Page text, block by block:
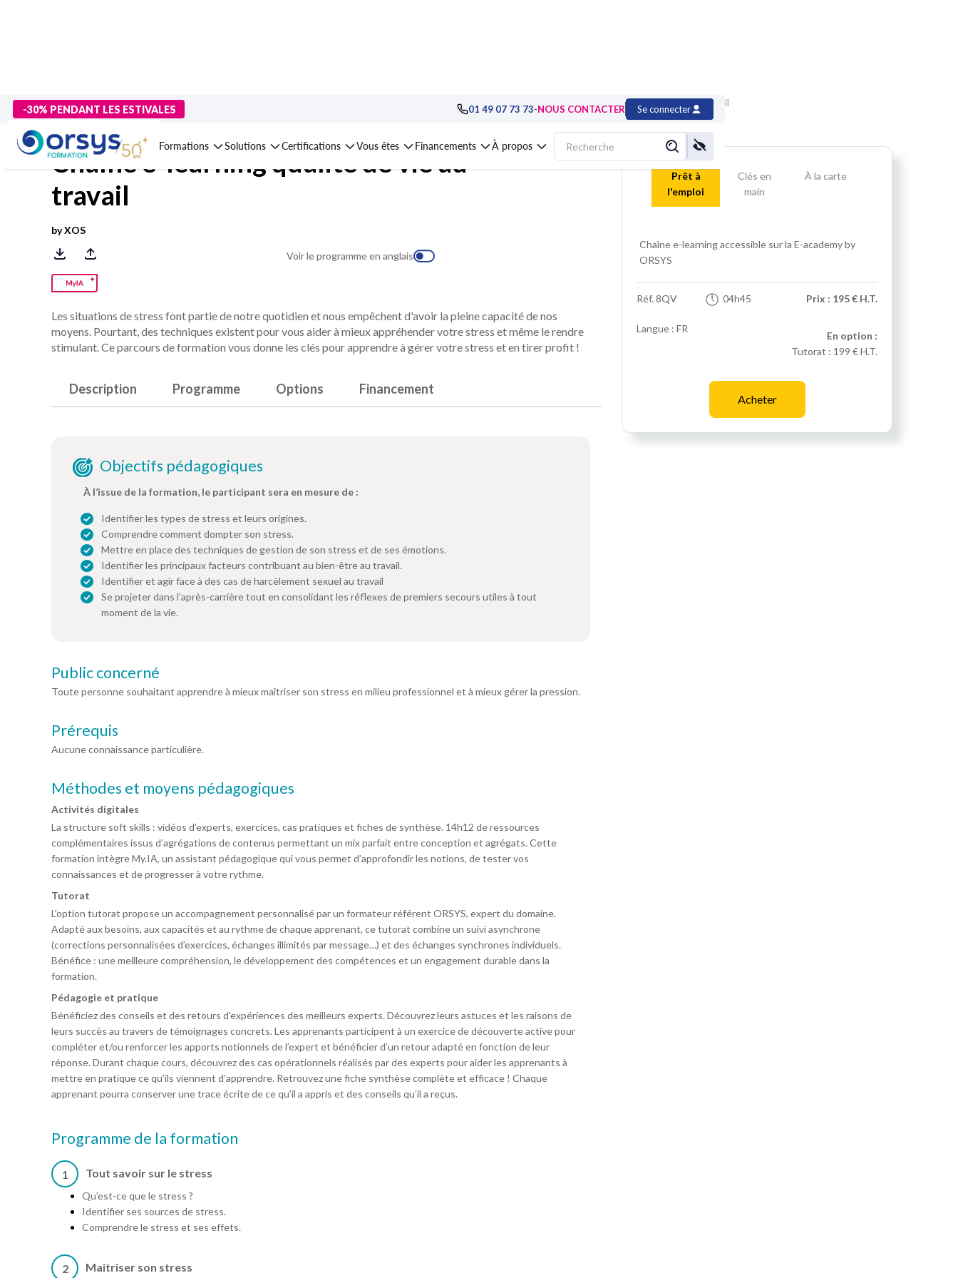
-30% PENDANT LES ESTIVALES 01 49 07 73 73-NOUS CONTACTER Se connecter
Formations Solutions Certifications Vous êtes Financements À propos
> Formations>Management - Développement personnel Santé, sécurité et QVT Formation Chaîne e-learning qualité de vie au travail
Chaîne e-learning qualité de vie au
travail
by XOS
Voir le programme en anglais
Prêt à
l'emploi
Clés en
main
À la carte
Chaîne e-learning accessible sur la E-academy by
ORSYS
Réf. 8QV 04h45 Prix : 195 € H.T.
Langue : FR
En option :
Tutorat : 199 € H.T.
Acheter
Les situations de stress font partie de notre quotidien et nous empêchent d'avoir la pleine capacité de nos
moyens. Pourtant, des techniques existent pour vous aider à mieux appréhender votre stress et même le rendre
stimulant. Ce parcours de formation vous donne les clés pour apprendre à gérer votre stress et en tirer profit !
Description Programme Options Financement
Objectifs pédagogiques
À l’issue de la formation, le participant sera en mesure de :
Identifier les types de stress et leurs origines.
Comprendre comment dompter son stress.
Mettre en place des techniques de gestion de son stress et de ses émotions.
Identifier les principaux facteurs contribuant au bien-être au travail.
Identifier et agir face à des cas de harcèlement sexuel au travail
Se projeter dans l’après-carrière tout en consolidant les réflexes de premiers secours utiles à tout
moment de la vie.
Public concerné
Toute personne souhaitant apprendre à mieux maîtriser son stress en milieu professionnel et à mieux gérer la pression.
Prérequis
Aucune connaissance particulière.
Méthodes et moyens pédagogiques
Activités digitales
La structure soft skills : vidéos d’experts, exercices, cas pratiques et fiches de synthèse. 14h12 de ressources
complémentaires issus d’agrégations de contenus permettant un mix parfait entre conception et agrégats. Cette
formation intègre My.IA, un assistant pédagogique qui vous permet d’approfondir les notions, de tester vos
connaissances et de progresser à votre rythme.
Tutorat
L’option tutorat propose un accompagnement personnalisé par un formateur référent ORSYS, expert du domaine.
Adapté aux besoins, aux capacités et au rythme de chaque apprenant, ce tutorat combine un suivi asynchrone
(corrections personnalisées d’exercices, échanges illimités par message…) et des échanges synchrones individuels.
Bénéfice : une meilleure compréhension, le développement des compétences et un engagement durable dans la
formation.
Pédagogie et pratique
Bénéficiez des conseils et des retours d'expériences des meilleurs experts. Découvrez leurs astuces et les raisons de
leurs succès au travers de témoignages concrets. Les apprenants participent à un exercice de découverte active pour
compléter et/ou renforcer les apports notionnels de l’expert et bénéficier d’un retour adapté en fonction de leur
réponse. Durant chaque cours, découvrez des cas opérationnels réalisés par des experts pour aider les apprenants à
mettre en pratique ce qu’ils viennent d'apprendre. Retrouvez une fiche synthèse complète et efficace ! Chaque
apprenant pourra conserver une trace écrite de ce qu’il a appris et des conseils qu’il a reçus.
Programme de la formation
1 Tout savoir sur le stress
Qu'est-ce que le stress ?
Identifier ses sources de stress.
Comprendre le stress et ses effets.
2 Maitriser son stress